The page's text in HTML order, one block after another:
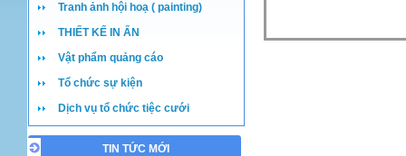
Tranh ảnh hội hoạ ( painting)
THIẾT KẾ IN ẤN
Vật phẩm quảng cáo
Tổ chức sự kiện
Dịch vụ tổ chức tiệc cưới
TIN TỨC MỚI